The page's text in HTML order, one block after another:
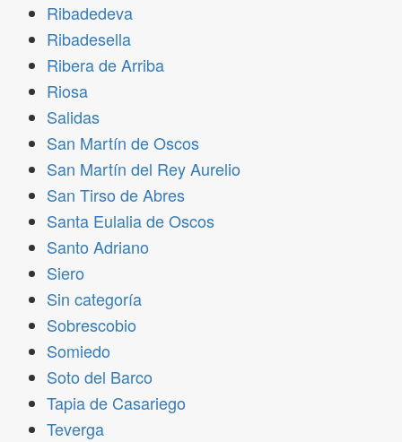
Ribadedeva
Ribadesella
Ribera de Arriba
Riosa
Salidas
San Martín de Oscos
San Martín del Rey Aurelio
San Tirso de Abres
Santa Eulalia de Oscos
Santo Adriano
Siero
Sin categoría
Sobrescobio
Somiedo
Soto del Barco
Tapia de Casariego
Teverga